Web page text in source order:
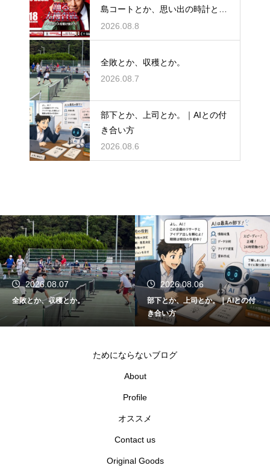
島コートとか、思い出の時計と
か。
2026.08.8
全敗とか、収穫とか。
2026.08.7
部下とか、上司とか。｜AIとの付
き合い方
2026.08.6
2026.08.07
全敗とか、収穫とか。
2026.08.06
部下とか、上司とか。｜AIとの付
き合い方
ためにならないブログ
About
Profile
オススメ
Contact us
Original Goods